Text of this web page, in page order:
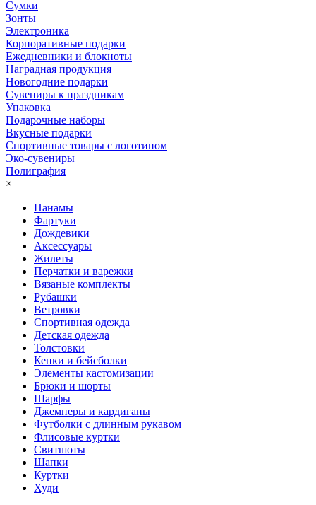
Сумки
Зонты
Электроника
Корпоративные подарки
Ежедневники и блокноты
Наградная продукция
Новогодние подарки
Сувениры к праздникам
Упаковка
Подарочные наборы
Вкусные подарки
Спортивные товары с логотипом
Эко-сувениры
Полиграфия
×
Панамы
Фартуки
Дождевики
Аксессуары
Жилеты
Перчатки и варежки
Вязаные комплекты
Рубашки
Ветровки
Спортивная одежда
Детская одежда
Толстовки
Кепки и бейсболки
Элементы кастомизации
Брюки и шорты
Шарфы
Джемперы и кардиганы
Футболки с длинным рукавом
Флисовые куртки
Свитшоты
Шапки
Куртки
Худи